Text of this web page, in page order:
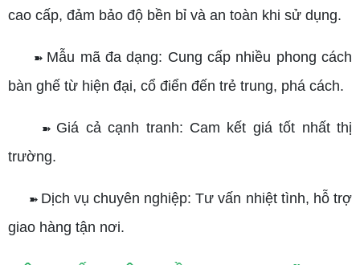
cao cấp, đảm bảo độ bền bỉ và an toàn khi sử dụng.
➽ Mẫu mã đa dạng: Cung cấp nhiều phong cách
bàn ghế từ hiện đại, cổ điển đến trẻ trung, phá cách.
➽ Giá cả cạnh tranh: Cam kết giá tốt nhất thị
trường.
➽ Dịch vụ chuyên nghiệp: Tư vấn nhiệt tình, hỗ trợ
giao hàng tận nơi.